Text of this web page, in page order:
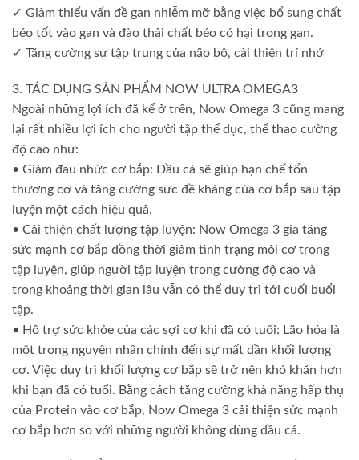
✓ Giảm thiểu vấn đề gan nhiễm mỡ bằng việc bổ sung chất
béo tốt vào gan và đào thải chất béo có hại trong gan.
✓ Tăng cường sự tập trung của não bộ, cải thiện trí nhớ
3. TÁC DỤNG SẢN PHẨM NOW ULTRA OMEGA3
Ngoài những lợi ích đã kể ở trên, Now Omega 3 cũng mang
lại rất nhiều lợi ích cho người tập thể dục, thể thao cường
độ cao như:
• Giảm đau nhức cơ bắp: Dầu cá sẽ giúp hạn chế tổn
thương cơ và tăng cường sức đề kháng của cơ bắp sau tập
luyện một cách hiệu quả.
• Cải thiện chất lượng tập luyện: Now Omega 3 gia tăng
sức mạnh cơ bắp đồng thời giảm tình trạng mỏi cơ trong
tập luyện, giúp người tập luyện trong cường độ cao và
trong khoảng thời gian lâu vẫn có thể duy trì tới cuối buổi
tập.
• Hỗ trợ sức khỏe của các sợi cơ khi đã có tuổi: Lão hóa là
một trong nguyên nhân chính đến sự mất dần khối lượng
cơ. Việc duy trì khối lượng cơ bắp sẽ trở nên khó khăn hơn
khi bạn đã có tuổi. Bằng cách tăng cường khả năng hấp thụ
của Protein vào cơ bắp, Now Omega 3 cải thiện sức mạnh
cơ bắp hơn so với những người không dùng dầu cá.